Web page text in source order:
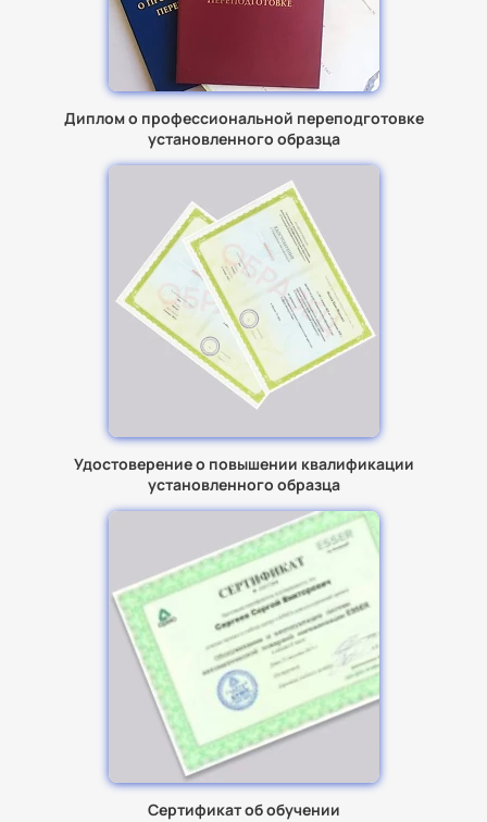
Диплом о профессиональной переподготовке
установленного образца
Удостоверение о повышении квалификации
установленного образца
Сертификат об обучении